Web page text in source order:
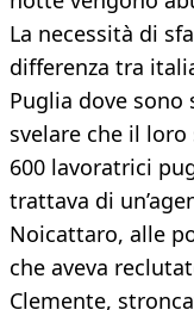
La necessità di
differenza tra
Puglia dove
svelare che il
600 lavoratrici
trattava di
Noicattaro, alle
che aveva
Clemente,